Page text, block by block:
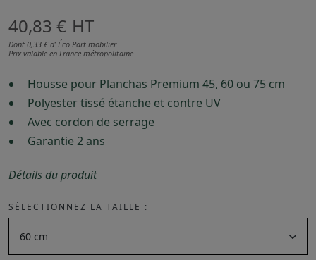
40,83 € HT
Dont 0,33 € d’ Éco Part mobilier
Prix valable en France métropolitaine
Housse pour Planchas Premium 45, 60 ou 75 cm
Polyester tissé étanche et contre UV
Avec cordon de serrage
Garantie 2 ans
Détails du produit
SÉLECTIONNEZ LA TAILLE :